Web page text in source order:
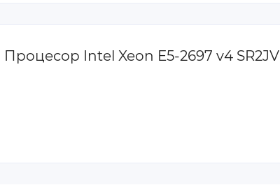
Процесор Intel Xeon E5-2697 v4 SR2JV